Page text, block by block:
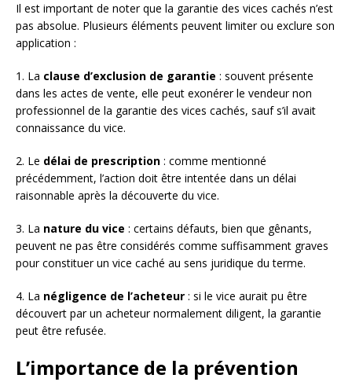
Il est important de noter que la garantie des vices cachés n’est
pas absolue. Plusieurs éléments peuvent limiter ou exclure son
application :
1. La clause d’exclusion de garantie : souvent présente
dans les actes de vente, elle peut exonérer le vendeur non
professionnel de la garantie des vices cachés, sauf s’il avait
connaissance du vice.
2. Le délai de prescription : comme mentionné
précédemment, l’action doit être intentée dans un délai
raisonnable après la découverte du vice.
3. La nature du vice : certains défauts, bien que gênants,
peuvent ne pas être considérés comme suffisamment graves
pour constituer un vice caché au sens juridique du terme.
4. La négligence de l’acheteur : si le vice aurait pu être
découvert par un acheteur normalement diligent, la garantie
peut être refusée.
L’importance de la prévention